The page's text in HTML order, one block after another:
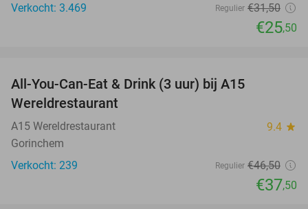
Verkocht: 3.469
Regulier €31,50
€25,50
All-You-Can-Eat & Drink (3 uur) bij A15
Wereldrestaurant
A15 Wereldrestaurant 9.4 star
Gorinchem
Verkocht: 239
Regulier €46,50
€37,50